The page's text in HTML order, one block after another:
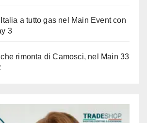
a tutto gas nel Main Event con
3
rimonta di Camosci, nel Main 33